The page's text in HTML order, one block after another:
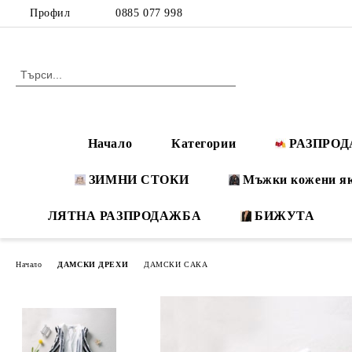
Профил 0885 077 998
Начало Категории
ЗИМНИ СТОКИ Мъжки кожени
ЛЯТНА РАЗПРОДАЖБА БИЖУТА
Начало ДАМСКИ ДРЕХИ ДАМСКИ САКА